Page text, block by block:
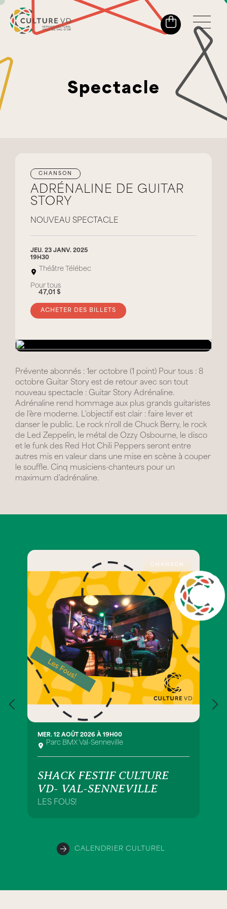
Spectacle
CHANSON
ADRÉNALINE DE GUITAR
STORY
NOUVEAU SPECTACLE
JEU. 23 JANV. 2025
19H30
Théâtre Télébec
Pour tous
47,01 $
ACHETER DES BILLETS
Prévente abonnés : 1er octobre (1 point) Pour tous : 8
octobre Guitar Story est de retour avec son tout
nouveau spectacle : Guitar Story Adrénaline.
Adrénaline rend hommage aux plus grands guitaristes
de l'ère moderne. L'objectif est clair : faire lever et
danser le public. Le rock n'roll de Chuck Berry, le rock
de Led Zeppelin, le métal de Ozzy Osbourne, le disco
et le funk des Red Hot Chili Peppers seront entre
autres mis en valeur dans une mise en scène à couper
le souffle. Cinq musiciens-chanteurs pour un
maximum d'adrénaline.
CHANSON
MER. 12 AOÛT 2026 À 19H00
Parc BMX Val-Senneville
SHACK FESTIF CULTURE
VD- VAL-SENNEVILLE
LES FOUS!
CALENDRIER CULTUREL